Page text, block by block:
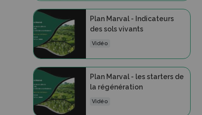
Plan Marval - Indicateurs
des sols vivants
Vidéo
Plan Marval - les starters de
la régénération
Vidéo